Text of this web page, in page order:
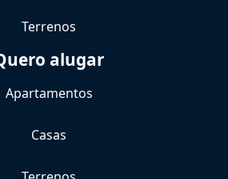
Terrenos
alugar
Apartamentos
Casas